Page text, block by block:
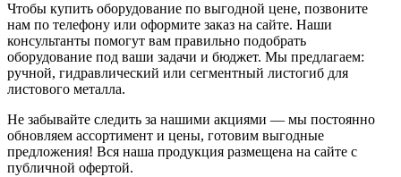
Чтобы купить оборудование по выгодной цене, позвоните
нам по телефону или оформите заказ на сайте. Наши
консультанты помогут вам правильно подобрать
оборудование под ваши задачи и бюджет. Мы предлагаем:
ручной, гидравлический или сегментный листогиб для
листового металла.
Не забывайте следить за нашими акциями — мы постоянно
обновляем ассортимент и цены, готовим выгодные
предложения! Вся наша продукция размещена на сайте с
публичной офертой.